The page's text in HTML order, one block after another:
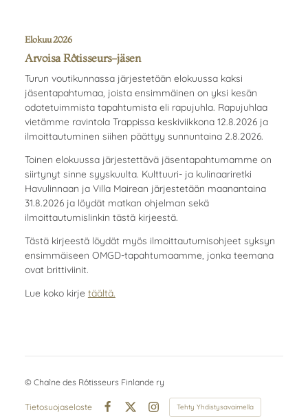
Elokuu 2026
Arvoisa Rôtisseurs-jäsen
Turun voutikunnassa järjestetään elokuussa kaksi
jäsentapahtumaa, joista ensimmäinen on yksi kesän
odotetuimmista tapahtumista eli rapujuhla. Rapujuhlaa
vietämme ravintola Trappissa keskiviikkona 12.8.2026 ja
ilmoittautuminen siihen päättyy sunnuntaina 2.8.2026.
Toinen elokuussa järjestettävä jäsentapahtumamme on
siirtynyt sinne syyskuulta. Kulttuuri- ja kulinaariretki
Havulinnaan ja Villa Mairean järjestetään maanantaina
31.8.2026 ja löydät matkan ohjelman sekä
ilmoittautumislinkin tästä kirjeestä.
Tästä kirjeestä löydät myös ilmoittautumisohjeet syksyn
ensimmäiseen OMGD-tapahtumaamme, jonka teemana
ovat brittiviinit.
Lue koko kirje täältä.
© Chaîne des Rôtisseurs Finlande ry
Tietosuojaseloste
Instagram
Tehty Yhdistysavaimella